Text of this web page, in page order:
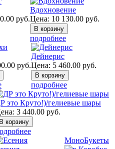
руб.
Вдохновение
Цена: 10 130.00 руб.
подробнее
руб.
Дейнерис
Цена: 5 460.00 руб.
подробнее
это Круто!)/гелиевые шары
3 440.00 руб.
МоноБукеты